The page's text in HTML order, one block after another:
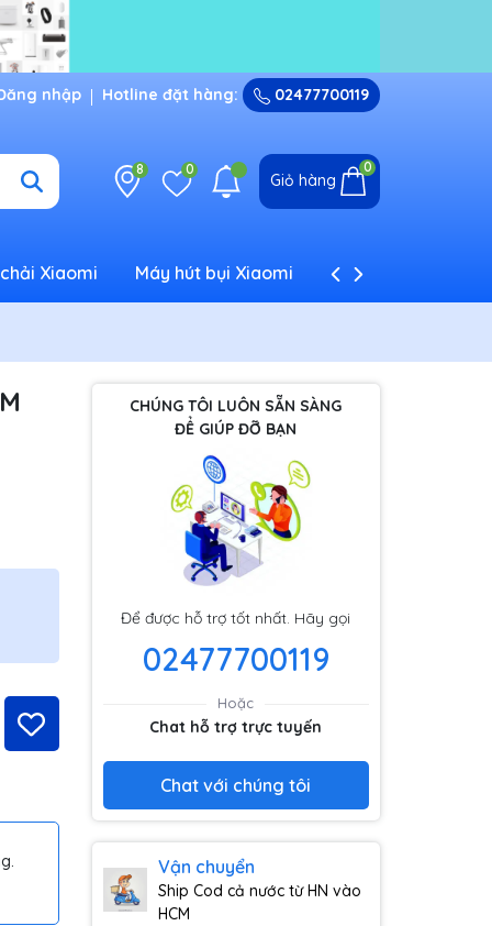
nhập Hotline đặt hàng: 02477700119
8 0
Giỏ hàng
0
Xiaomi Máy hút bụi Xiaomi Máy tạo ẩm Xiaomi
CHÚNG TÔI LUÔN SẴN SÀNG
ĐỂ GIÚP ĐỠ BẠN
Để được hỗ trợ tốt nhất. Hãy gọi
02477700119
Hoặc
Chat hỗ trợ trực tuyến
Chat với chúng tôi
Vận chuyển
Ship Cod cả nước từ HN vào
HCM